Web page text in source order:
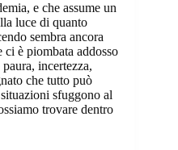
e che assume un
luce di quanto
sembra ancora
ci è piombata addosso
incertezza,
che tutto può
sfuggono al
trovare dentro